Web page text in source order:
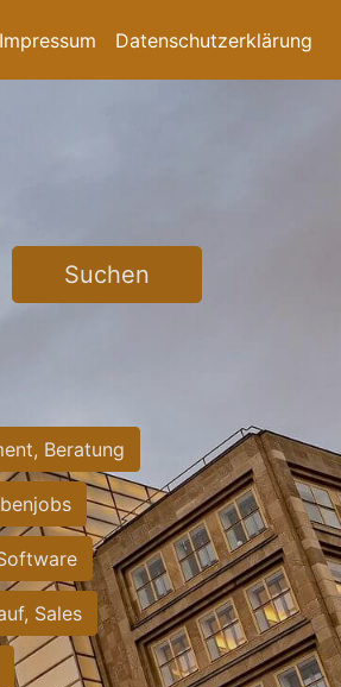
Impressum Datenschutzerklärung
Suchen
Beratung
Sales